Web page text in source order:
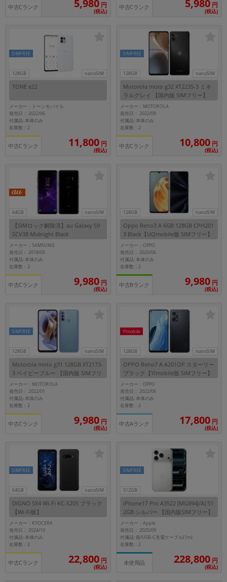
中古Cランク 5,980 円
(税込)
中古Cランク 5,980 円
(税込)
128GB nanoSIM
SIMFREE
TONE e22
メーカー：トーンモバイル
発売日： 2022/06
付属品: 本体のみ
在庫数：2
中古Cランク 11,800 円
(税込)
128GB nanoSIM
SIMFREE
Motorola moto g32 XT2235-3 ミネ
ラルグレイ 【国内版 SIMフリー】
メーカー：MOTOROLA
発売日： 2022/09
付属品: 本体のみ
在庫数：2
中古Cランク 10,800 円
(税込)
64GB nanoSIM
【SIMロック解除済】au Galaxy S9
SCV38 Midnight Black
メーカー：SAMSUNG
発売日： 2018/05
付属品: 本体のみ
在庫数：2
中古Cランク 9,980 円
(税込)
128GB nanoSIM
Oppo Reno3 A 6GB 128GB CPH201
3 Black【UQmobile版 SIMフリー】
メーカー：OPPO
発売日： 2020/06
付属品: 本体のみ
在庫数：2
中古Bランク 9,980 円
(税込)
128GB nanoSIM
SIMFREE
Motorola moto g31 128GB XT2173-
3 ベイビーブルー 【国内版 SIMフリ
ー】
メーカー：MOTOROLA
発売日： 2022/01
付属品: 本体のみ
在庫数：2
中古Cランク 9,980 円
(税込)
128GB nanoSIM
Y!mobile
OPPO Reno7 A A201OP スターリー
ブラック【Y!mobile版 SIMフリー】
メーカー：OPPO
発売日： 2022/06
付属品: 本体のみ
在庫数：2
中古Aランク 17,800 円
(税込)
64GB nanoSIM
SIMFREE
DIGNO SX4 Wi-Fi KC-S205 ブラック
【Wi-Fi版】
メーカー：KYOCERA
発売日： 2024/10
付属品: 本体のみ
在庫数：2
中古Cランク 22,800 円
(税込)
512GB
SIMFREE
iPhone17 Pro A3522 (MG894J/A) 51
2GB シルバー 【国内版SIMフリー】
メーカー：Apple
発売日： 2025/09
付属品: 箱/USB-C充電ケーブル(1m)
在庫数：2
未使用品 228,800 円
(税込)